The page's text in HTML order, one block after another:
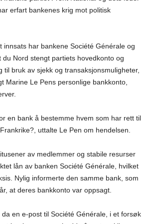
erfart bankenes krig mot politisk
innsats har bankene Société Générale og
du Nord stengt partiets hovedkonto og
til bruk av sjekk og transaksjonsmuligheter,
Marine Le Pens personlige bankkonto,
en bank å bestemme hvem som har rett til
uttalte Le Pen om hendelsen.
av medlemmer og stabile resurser
lån av banken Société Générale, hvilket
Nylig informerte den samme bank, som
at deres bankkonto var oppsagt.
en e-post til Société Générale, i et forsøk